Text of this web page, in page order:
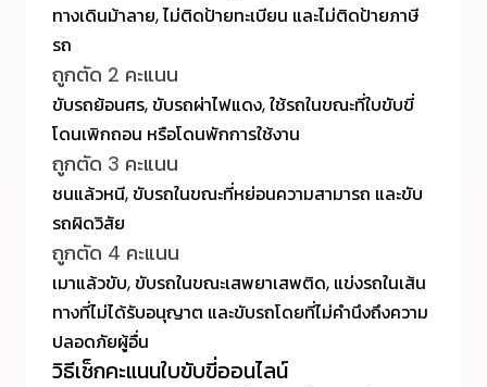
ทางเดินม้าลาย, ไม่ติดป้ายทะเบียน และไม่ติดป้ายภาษี
รถ
ถูกตัด 2 คะแนน
ขับรถย้อนศร, ขับรถผ่าไฟแดง, ใช้รถในขณะที่ใบขับขี่
โดนเพิกถอน หรือโดนพักการใช้งาน
ถูกตัด 3 คะแนน
ชนแล้วหนี, ขับรถในขณะที่หย่อนความสามารถ และขับ
รถผิดวิสัย
ถูกตัด 4 คะแนน
เมาแล้วขับ, ขับรถในขณะเสพยาเสพติด, แข่งรถในเส้น
ทางที่ไม่ได้รับอนุญาต และขับรถโดยที่ไม่คำนึงถึงความ
ปลอดภัยผู้อื่น
วิธีเช็กคะแนนใบขับขี่ออนไลน์